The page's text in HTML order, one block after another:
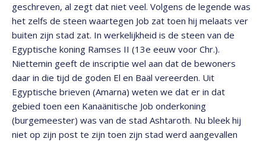
geschreven, al zegt dat niet veel. Volgens de legende was
het zelfs de steen waartegen Job zat toen hij melaats ver
buiten zijn stad zat. In werkelijkheid is de steen van de
Egyptische koning Ramses II (13e eeuw voor Chr.).
Niettemin geeft de inscriptie wel aan dat de bewoners
daar in die tijd de goden El en Baäl vereerden. Uit
Egyptische brieven (Amarna) weten we dat er in dat
gebied toen een Kanaänitische Job onderkoning
(burgemeester) was van de stad Ashtaroth. Nu bleek hij
niet op zijn post te zijn toen zijn stad werd aangevallen